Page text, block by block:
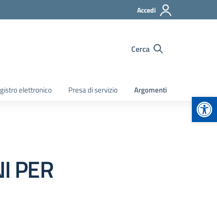
Accedi
Cerca
elettronico Presa di servizio Argomenti
PER